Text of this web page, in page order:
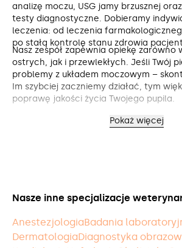
analizę moczu, USG jamy brzusznej
testy diagnostyczne. Dobieramy
leczenia: od leczenia
po stałą kontrolę stanu zdrowia
Nasz zespół zapewnia opiekę zarówno
ostrych, jak i przewlekłych. Jeśli Twój
problemy z układem moczowym –
Im szybciej zaczniemy działać, tym
poprawę jakości życia Twojego pupila.
Pokaż więcej
Nasze inne specjalizacje
AnestezjologiaBadania
DermatologiaDiagnostyka